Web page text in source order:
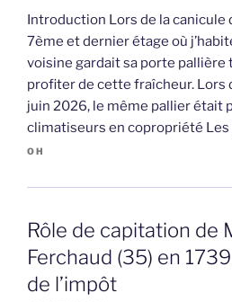
Introduction Lors de la canicule
7ème et dernier étage où
voisine gardait sa porte
profiter de cette fraîcheur. Lors
juin 2026, le même pallier était
climatiseurs en copropriété Les
OH
Rôle de capitation de
Ferchaud (35) en
de l’impôt